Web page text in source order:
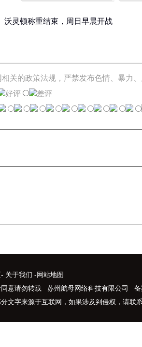
沃灵顿称重结束，周日早晨开战
关的政策法规，严禁发布色情、暴力
好评
差评
- 关于我们 -网站地图
同意请勿转载 苏州航母网络科技有限公司 备
文字来源于互联网，如果涉及到侵权，请联